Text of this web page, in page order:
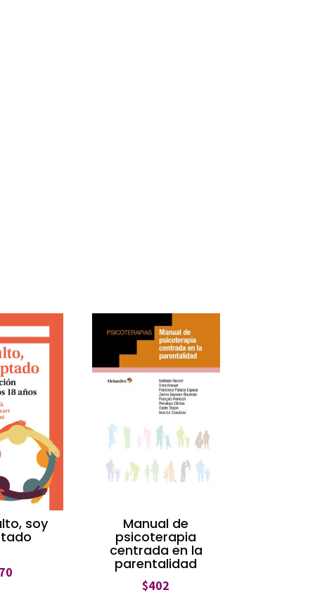
soy Manual de
psicoterapia
centrada en la
parentalidad
$402